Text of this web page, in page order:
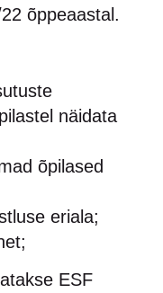
õppeaastal.
näidata
õpilased
eriala;
ESF